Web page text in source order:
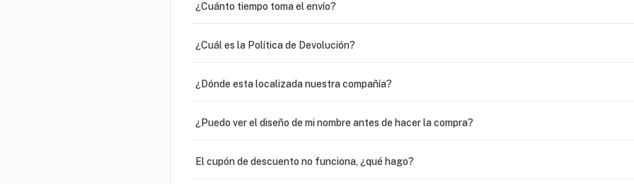
¿Cuánto tiempo toma el envío?
¿Cuál es la Política de Devolución?
¿Dónde esta localizada nuestra compañía?
¿Puedo ver el diseño de mi nombre antes de hacer la compra?
El cupón de descuento no funciona, ¿qué hago?